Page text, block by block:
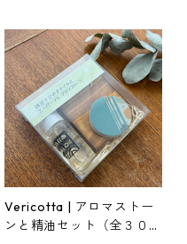
Vericotta | アロマストー
ンと精油セット（全３０